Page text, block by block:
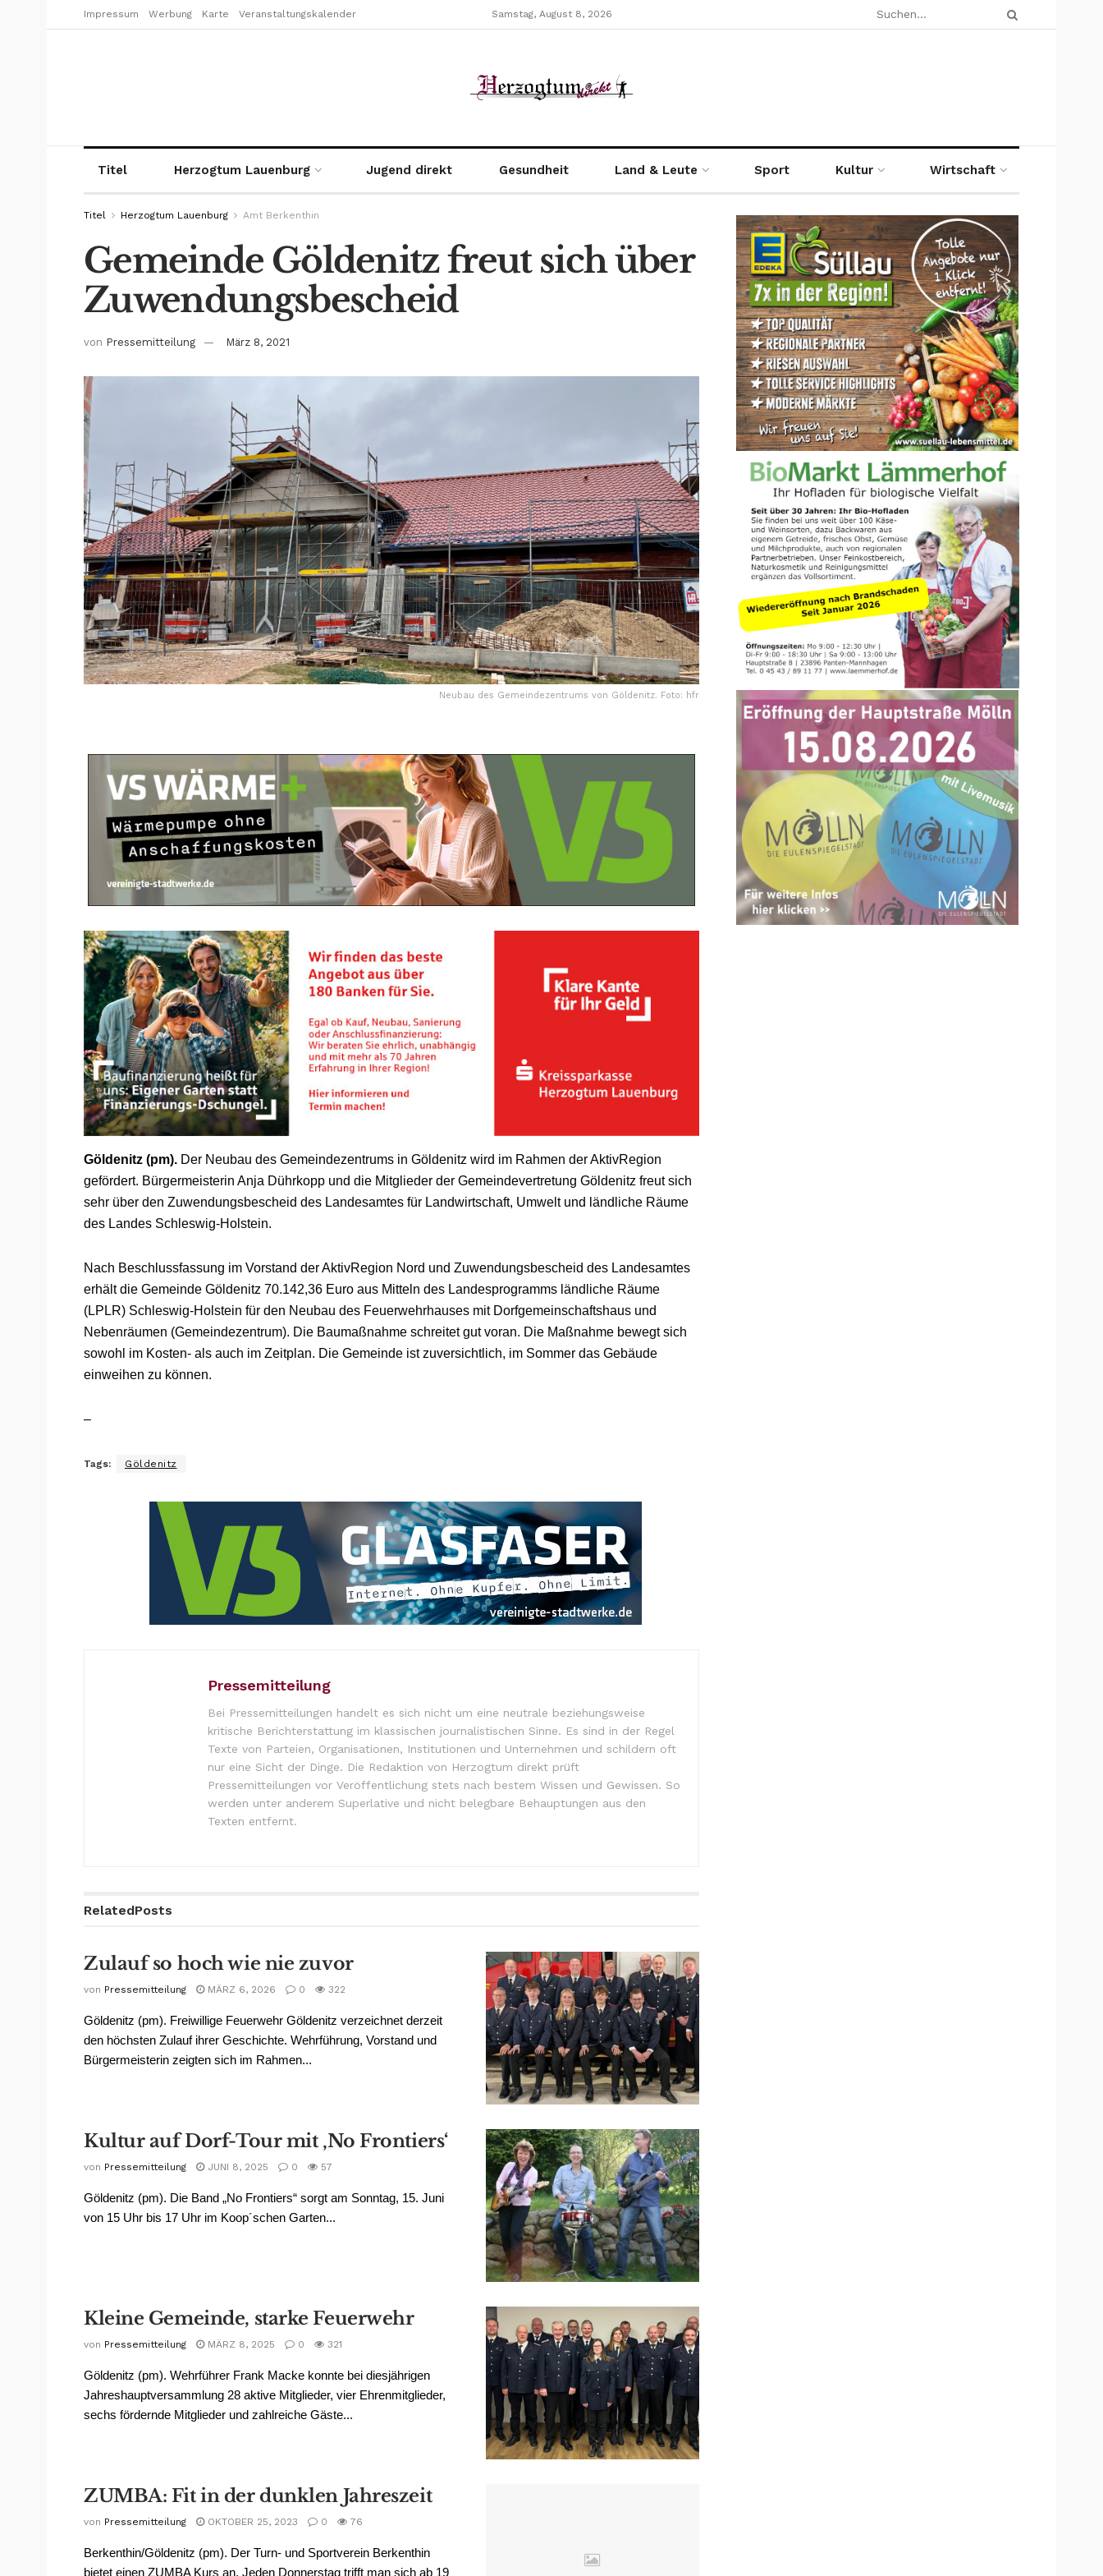
Impressum Werbung Karte Veranstaltungskalender Samstag, August 8, 2026
Titel Herzogtum Lauenburg Jugend direkt Gesundheit Land & Leute Sport Kultur Wirtschaft
Titel Herzogtum Lauenburg Amt Berkenthin
Gemeinde Göldenitz freut sich über
Zuwendungsbescheid
von Pressemitteilung März 8, 2021
Neubau des Gemeindezentrums von Göldenitz. Foto: hfr
Göldenitz (pm). Der Neubau des Gemeindezentrums in Göldenitz wird im Rahmen der AktivRegion
gefördert. Bürgermeisterin Anja Dührkopp und die Mitglieder der Gemeindevertretung Göldenitz freut sich
sehr über den Zuwendungsbescheid des Landesamtes für Landwirtschaft, Umwelt und ländliche Räume
des Landes Schleswig-Holstein.
Nach Beschlussfassung im Vorstand der AktivRegion Nord und Zuwendungsbescheid des Landesamtes
erhält die Gemeinde Göldenitz 70.142,36 Euro aus Mitteln des Landesprogramms ländliche Räume
(LPLR) Schleswig-Holstein für den Neubau des Feuerwehrhauses mit Dorfgemeinschaftshaus und
Nebenräumen (Gemeindezentrum). Die Baumaßnahme schreitet gut voran. Die Maßnahme bewegt sich
sowohl im Kosten- als auch im Zeitplan. Die Gemeinde ist zuversichtlich, im Sommer das Gebäude
einweihen zu können.
–
Tags: Göldenitz
Pressemitteilung
Bei Pressemitteilungen handelt es sich nicht um eine neutrale beziehungsweise
kritische Berichterstattung im klassischen journalistischen Sinne. Es sind in der Regel
Texte von Parteien, Organisationen, Institutionen und Unternehmen und schildern oft
nur eine Sicht der Dinge. Die Redaktion von Herzogtum direkt prüft
Pressemitteilungen vor Veröffentlichung stets nach bestem Wissen und Gewissen. So
werden unter anderem Superlative und nicht belegbare Behauptungen aus den
Texten entfernt.
RelatedPosts
Zulauf so hoch wie nie zuvor
von Pressemitteilung MÄRZ 6, 2026 0 322
Göldenitz (pm). Freiwillige Feuerwehr Göldenitz verzeichnet derzeit
den höchsten Zulauf ihrer Geschichte. Wehrführung, Vorstand und
Bürgermeisterin zeigten sich im Rahmen...
Kultur auf Dorf-Tour mit ‚No Frontiers‘
von Pressemitteilung JUNI 8, 2025 0 57
Göldenitz (pm). Die Band „No Frontiers“ sorgt am Sonntag, 15. Juni
von 15 Uhr bis 17 Uhr im Koop´schen Garten...
Kleine Gemeinde, starke Feuerwehr
von Pressemitteilung MÄRZ 8, 2025 0 321
Göldenitz (pm). Wehrführer Frank Macke konnte bei diesjährigen
Jahreshauptversammlung 28 aktive Mitglieder, vier Ehrenmitglieder,
sechs fördernde Mitglieder und zahlreiche Gäste...
ZUMBA: Fit in der dunklen Jahreszeit
von Pressemitteilung OKTOBER 25, 2023 0 76
Berkenthin/Göldenitz (pm). Der Turn- und Sportverein Berkenthin
bietet einen ZUMBA Kurs an. Jeden Donnerstag trifft man sich ab 19